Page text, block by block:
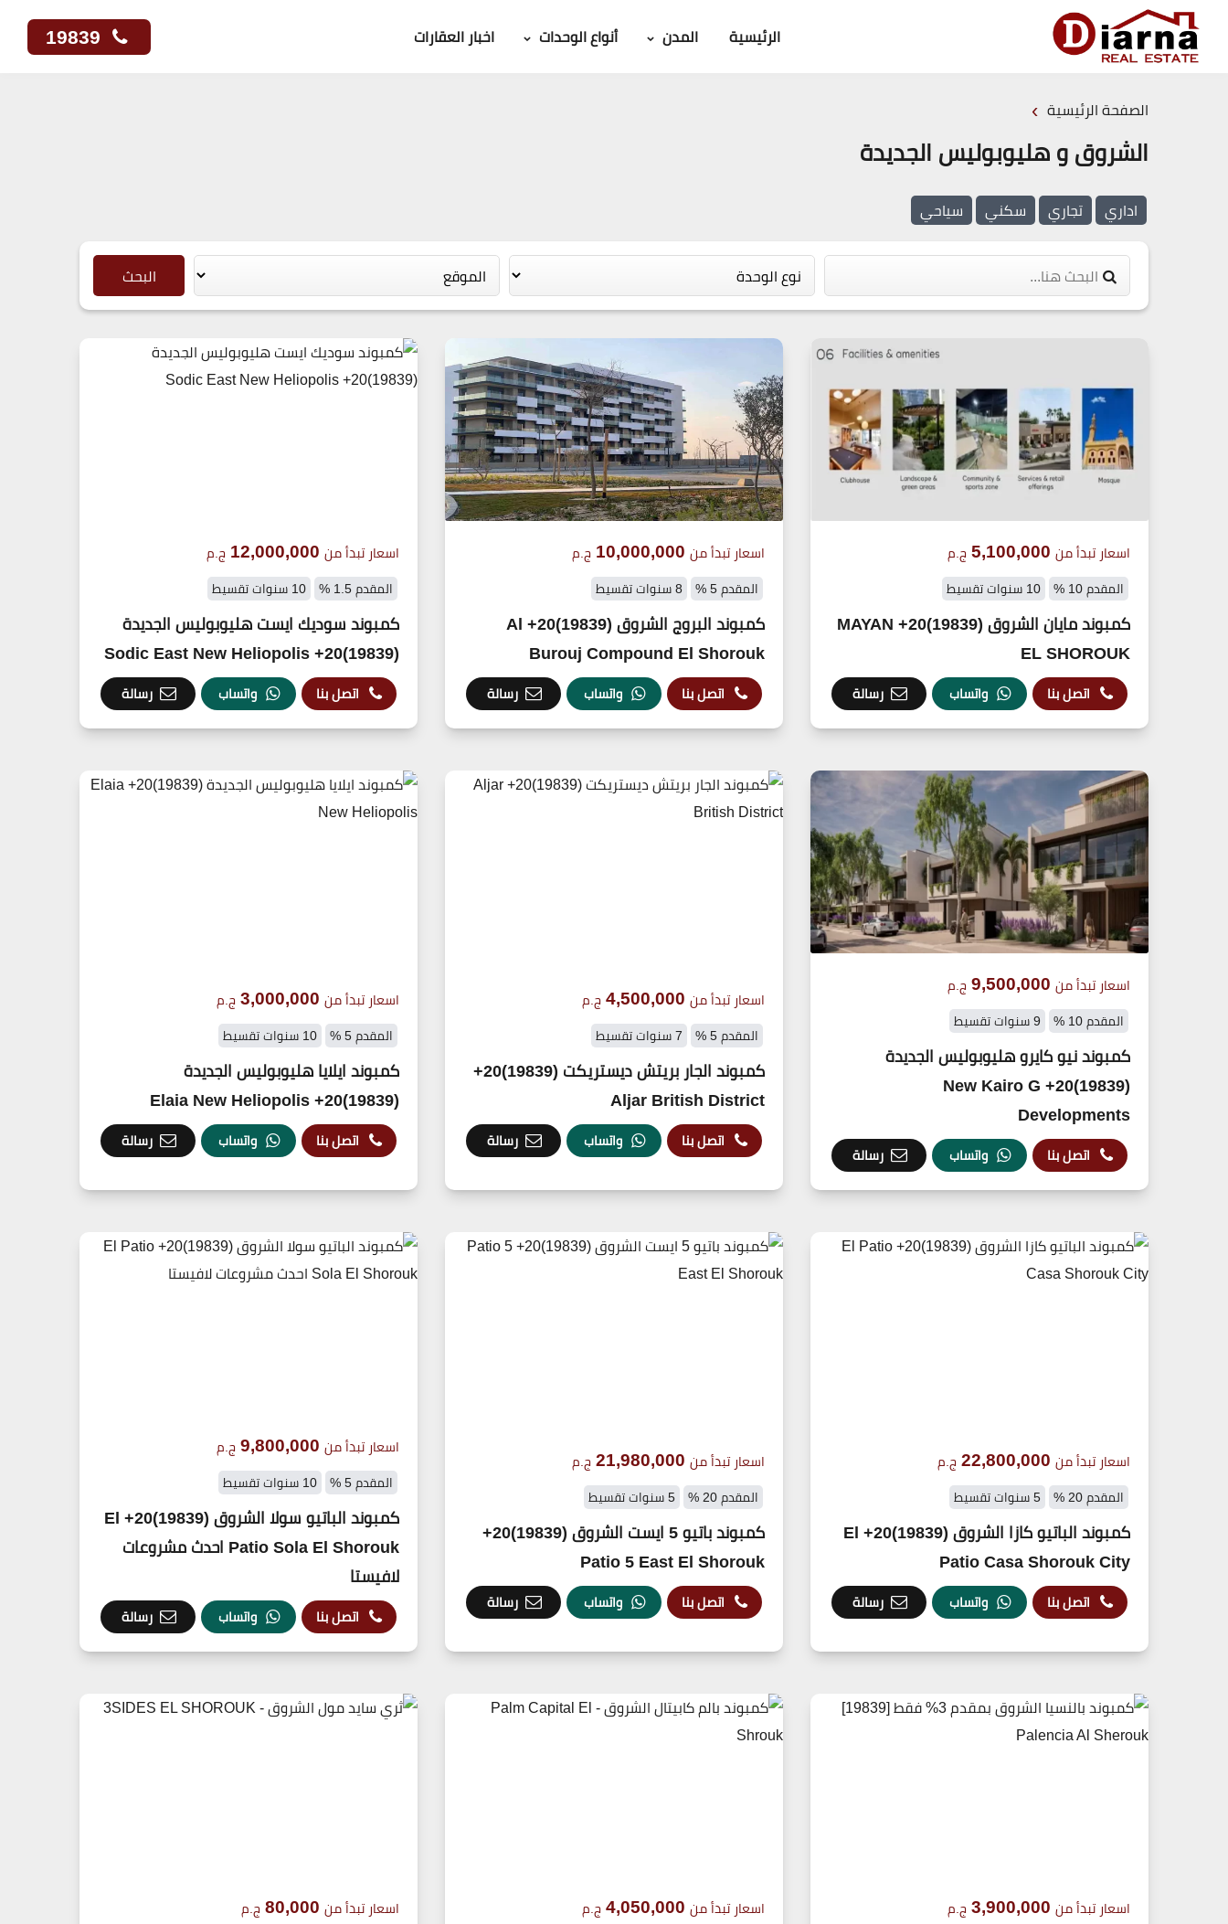
الرئيسية المدن أنواع الوحدات اخبار العقارات
الصفحة الرئيسية ›
الشروق و هليوبوليس الجديدة
اداري تجاري سكني سياحي
البحث
اسعار تبدأ من 5,100,000 ج.م
المقدم 10 % 10 سنوات تقسيط
كمبوند مايان الشروق (19839)20+ MAYAN
EL SHOROUK
اتصل بنا واتساب رسالة
اسعار تبدأ من 10,000,000 ج.م
المقدم 5 % 8 سنوات تقسيط
كمبوند البروج الشروق (19839)20+ Al
Burouj Compound El Shorouk
اتصل بنا واتساب رسالة
اسعار تبدأ من 12,000,000 ج.م
المقدم 1.5 % 10 سنوات تقسيط
كمبوند سوديك ايست هليوبوليس الجديدة
(19839)20+ Sodic East New Heliopolis
اتصل بنا واتساب رسالة
اسعار تبدأ من 9,500,000 ج.م
المقدم 10 % 9 سنوات تقسيط
كمبوند نيو كايرو هليوبوليس الجديدة
(19839)20+ New Kairo G
Developments
اتصل بنا واتساب رسالة
اسعار تبدأ من 4,500,000 ج.م
المقدم 5 % 7 سنوات تقسيط
كمبوند الجار بريتش ديستريكت (19839)20+
Aljar British District
اتصل بنا واتساب رسالة
اسعار تبدأ من 3,000,000 ج.م
المقدم 5 % 10 سنوات تقسيط
كمبوند ايلايا هليوبوليس الجديدة
(19839)20+ Elaia New Heliopolis
اتصل بنا واتساب رسالة
اسعار تبدأ من 22,800,000 ج.م
المقدم 20 % 5 سنوات تقسيط
كمبوند الباتيو كازا الشروق (19839)20+ El
Patio Casa Shorouk City
اتصل بنا واتساب رسالة
اسعار تبدأ من 21,980,000 ج.م
المقدم 20 % 5 سنوات تقسيط
كمبوند باتيو 5 ايست الشروق (19839)20+
Patio 5 East El Shorouk
اتصل بنا واتساب رسالة
اسعار تبدأ من 9,800,000 ج.م
المقدم 5 % 10 سنوات تقسيط
كمبوند الباتيو سولا الشروق (19839)20+ El
Patio Sola El Shorouk احدث مشروعات
لافيستا
اتصل بنا واتساب رسالة
اسعار تبدأ من 3,900,000 ج.م اسعار تبدأ من 4,050,000 ج.م اسعار تبدأ من 80,000 ج.م